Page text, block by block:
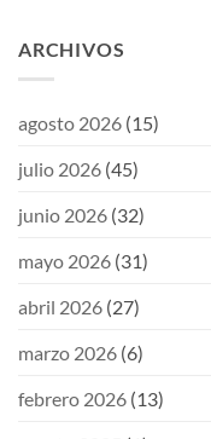
ARCHIVOS
agosto 2026 (15)
julio 2026 (45)
junio 2026 (32)
mayo 2026 (31)
abril 2026 (27)
marzo 2026 (6)
febrero 2026 (13)